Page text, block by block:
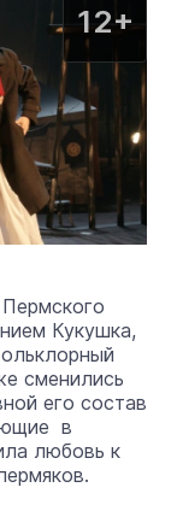
12+
Кукушка,
сменились
его состав
в
любовь к